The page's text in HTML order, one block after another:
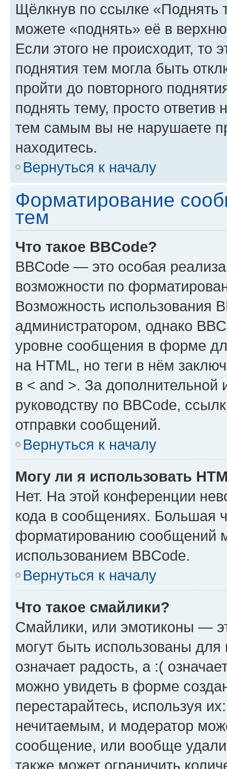
Щёлкнув по ссылке «Поднять
можете «поднять» её в
Если этого не происходит, то
поднятия тем могла быть
пройти до повторного
поднять тему, просто ответив
тем самым вы не нарушаете
находитесь.
Вернуться к началу
Форматирование
тем
Что такое BBCode?
BBCode — это особая
возможности по
Возможность использования
администратором, однако
уровне сообщения в форме
на HTML, но теги в нём
в < and >. За
руководству по BBCode,
отправки сообщений.
Вернуться к началу
Могу ли я использовать
Нет. На этой конференции
кода в сообщениях. Большая
форматированию сообщений
использованием BBCode.
Вернуться к началу
Что такое смайлики?
Смайлики, или эмотиконы —
могут быть использованы
означает радость, а :(
можно увидеть в форме
перестарайтесь, используя
нечитаемым, и модератор
сообщение, или вообще
также может ограничить